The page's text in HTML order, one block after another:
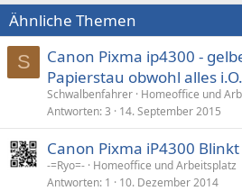
Ähnliche Themen
S
Canon Pixma ip4300 -
Papierstau obwohl alles i.O.
Schwalbenfahrer Homeoffice und
Antworten 3 14. September 2015
Canon Pixma iP4300
-=Ryo=- Homeoffice und Arbeitsplatz
Antworten 1 10. Dezember 2014